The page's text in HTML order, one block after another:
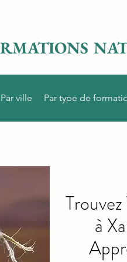
Par ville Par type de
à